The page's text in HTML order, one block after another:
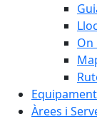
On
Àrees i